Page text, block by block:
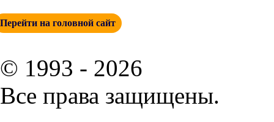
Перейти на головной сайт
© 1993 - 2026
Все права защищены.